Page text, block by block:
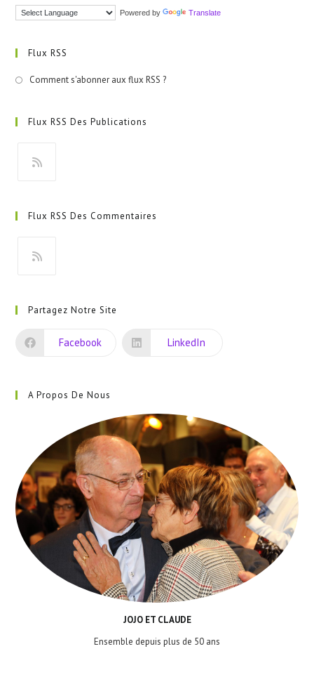
Powered by Translate
Flux RSS
Comment s'abonner aux flux RSS ?
Flux RSS Des Publications
un
onglet
Flux RSS Des Commentaires
un
nouvel
Partagez Notre Site
Facebook LinkedIn
A Propos De Nous
JOJO ET CLAUDE
Ensemble depuis plus de 50 ans